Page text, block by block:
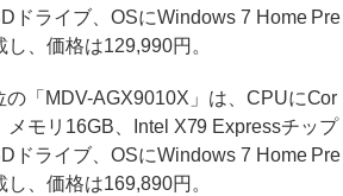
ドライブ、OSにWindows 7 Home Pre
、価格は129,990円。
「MDV-AGX9010X」は、CPUにCor
メモリ16GB、Intel X79 Expressチップ
ドライブ、OSにWindows 7 Home Pre
、価格は169,890円。